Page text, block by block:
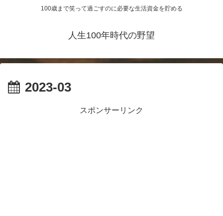
100歳まで笑って過ごすのに必要な生活資金を貯める
人生100年時代の野望
2023-03
スポンサーリンク